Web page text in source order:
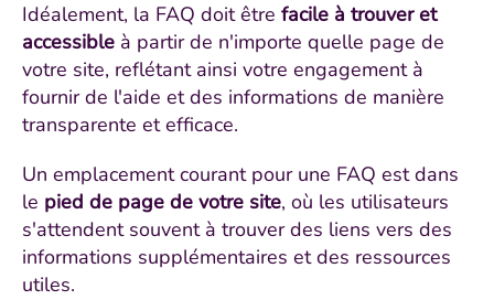
Idéalement, la FAQ doit être facile à trouver et
accessible à partir de n'importe quelle page de
votre site, reflétant ainsi votre engagement à
fournir de l'aide et des informations de manière
transparente et efficace.
Un emplacement courant pour une FAQ est dans
le pied de page de votre site, où les utilisateurs
s'attendent souvent à trouver des liens vers des
informations supplémentaires et des ressources
utiles.